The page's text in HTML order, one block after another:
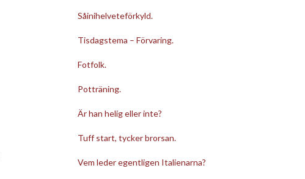
Såinihelveteförkyld.
Tisdagstema – Förvaring.
Fotfolk.
Potträning.
Är han helig eller inte?
Tuff start, tycker brorsan.
Vem leder egentligen Italienarna?